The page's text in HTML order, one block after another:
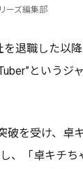
ーズ編集部
退職した以
というジ
破を受け、卓
、「卓キチ